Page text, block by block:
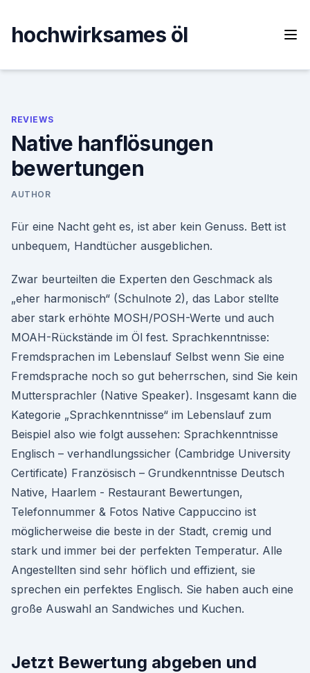
content
hochwirksames öl
REVIEWS
Native hanflösungen
bewertungen
AUTHOR
Für eine Nacht geht es, ist aber kein Genuss. Bett ist
unbequem, Handtücher ausgeblichen.
Zwar beurteilten die Experten den Geschmack als
„eher harmonisch“ (Schulnote 2), das Labor stellte
aber stark erhöhte MOSH/POSH-Werte und auch
MOAH-Rückstände im Öl fest. Sprachkenntnisse:
Fremdsprachen im Lebenslauf Selbst wenn Sie eine
Fremdsprache noch so gut beherrschen, sind Sie kein
Muttersprachler (Native Speaker). Insgesamt kann die
Kategorie „Sprachkenntnisse“ im Lebenslauf zum
Beispiel also wie folgt aussehen: Sprachkenntnisse
Englisch – verhandlungssicher (Cambridge University
Certificate) Französisch – Grundkenntnisse Deutsch
Native, Haarlem - Restaurant Bewertungen,
Telefonnummer & Fotos Native Cappuccino ist
möglicherweise die beste in der Stadt, cremig und
stark und immer bei der perfekten Temperatur. Alle
Angestellten sind sehr höflich und effizient, sie
sprechen ein perfektes Englisch. Sie haben auch eine
große Auswahl an Sandwiches und Kuchen.
Jetzt Bewertung abgeben und